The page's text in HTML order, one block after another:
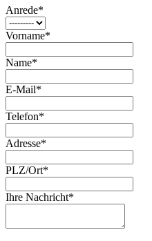
Anrede*
Vorname*
Name*
E-Mail*
Telefon*
Adresse*
PLZ/Ort*
Ihre Nachricht*